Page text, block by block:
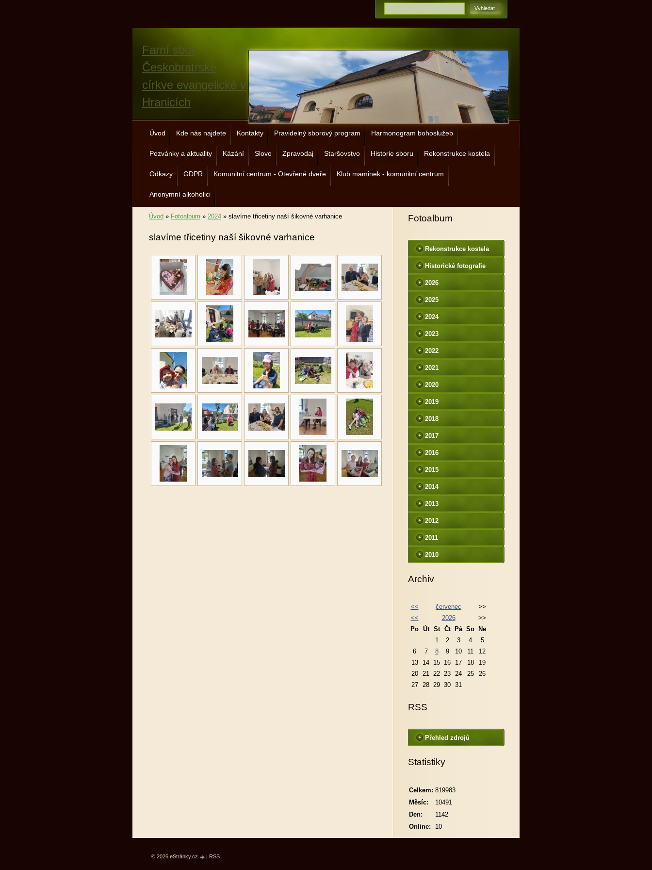
Farní sbor
Českobratrské
církve evangelické v
Hranicích
Úvod Kde nás najdete Kontakty Pravidelný sborový program Harmonogram bohoslužeb
Pozvánky a aktuality Kázání Slovo Zpravodaj Staršovstvo Historie sboru Rekonstrukce kostela
Odkazy GDPR Komunitní centrum - Otevřené dveře Klub maminek - komunitní centrum
Anonymní alkoholici
Úvod » Fotoalbum » 2024 » slavíme třicetiny naší šikovné varhanice
slavíme třicetiny naší šikovné varhanice
Fotoalbum
Rekonstrukce kostela
Historické fotografie
2026
2025
2024
2023
2022
2021
2020
2019
2018
2017
2016
2015
2014
2013
2012
2011
2010
Archiv
<< červenec
>>
<<
2026
>>
Po Út St Čt Pá So
Ne
1
2 3 4
5
6
7 8 9 10 11
12
13
14 15 16 17 18
19
20
21 22 23 24 25
26
27
28 29 30 31
RSS
Přehled zdrojů
Statistiky
Online: 10
Celkem: 819983
Měsíc:
10491
Den:
1142
© 2026 eStránky.cz | RSS